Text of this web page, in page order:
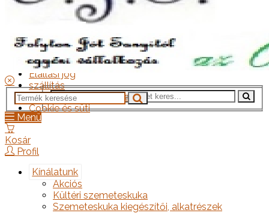
Hírek
Elérhetőség
Általános szerződési feltételek
Elállási jog
szállítás
Adatkezelési tájékoztató
Cookie és süti
Menü
Kosár
Profil
Kínálatunk
Akciós
Kültéri szemeteskuka
Szemeteskuka kiegészítői, alkatrészek